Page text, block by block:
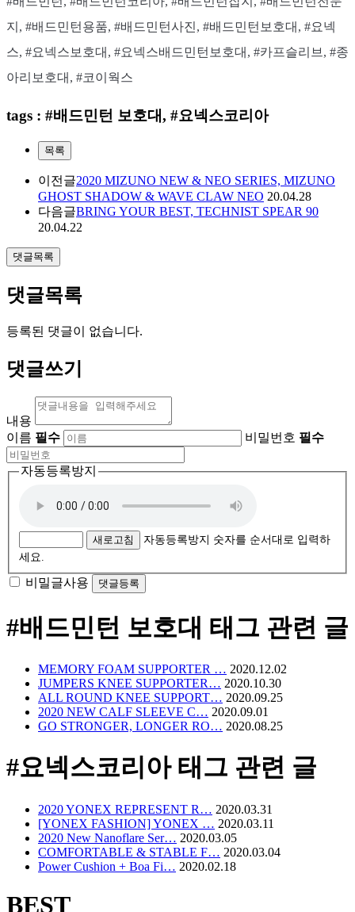
지, #배드민턴용품, #배드민턴사진, #배드민턴보호대, #요넥
스, #요넥스보호대, #요넥스배드민턴보호대, #카프슬리브, #종
아리보호대, #코이웍스
tags : #배드민턴 보호대, #요넥스코리아
목록
이전글2020 MIZUNO NEW & NEO SERIES, MIZUNO
GHOST SHADOW & WAVE CLAW NEO 20.04.28
다음글BRING YOUR BEST, TECHNIST SPEAR 90
20.04.22
댓글목록
댓글목록
등록된 댓글이 없습니다.
댓글쓰기
내용
이름 필수 비밀번호 필수
자동등록방지
새로고침
자동등록방지 숫자를 순서대로 입력하
세요.
비밀글사용
#배드민턴 보호대 태그 관련 글
MEMORY FOAM SUPPORTER … 2020.12.02
JUMPERS KNEE SUPPORTER… 2020.10.30
ALL ROUND KNEE SUPPORT… 2020.09.25
2020 NEW CALF SLEEVE C… 2020.09.01
GO STRONGER, LONGER RO… 2020.08.25
#요넥스코리아태그 관련 글
2020 YONEX REPRESENT R… 2020.03.31
[YONEX FASHION] YONEX … 2020.03.11
2020 New Nanoflare Ser… 2020.03.05
COMFORTABLE & STABLE F… 2020.03.04
Power Cushion + Boa Fi… 2020.02.18
BEST